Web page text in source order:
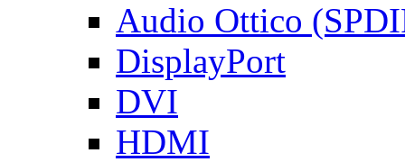
Audio Ottico
DisplayPort
DVI
HDMI